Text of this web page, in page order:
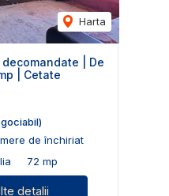
Harta
| De
| Cetate
de închiriat
72 mp
detalii